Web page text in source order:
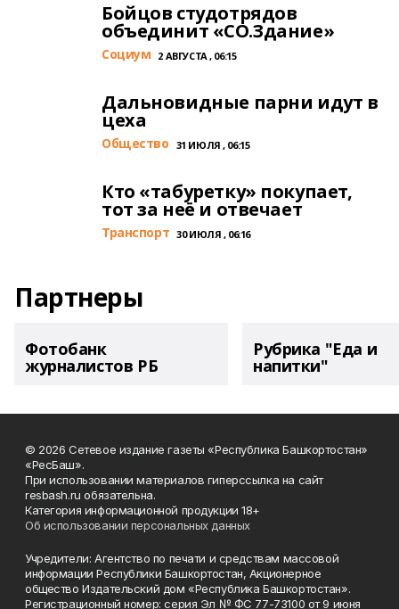
Бойцов студотрядов
объединит «СО.Здание»
Cоциум 2 АВГУСТА , 06:15
Дальновидные парни идут в
цеха
Общество 31 ИЮЛЯ , 06:15
Кто «табуретку» покупает,
тот за неё и отвечает
Транспорт 30 ИЮЛЯ , 06:16
Партнеры
Фотобанк
журналистов РБ
Рубрика "Еда и
напитки"
© 2026 Сетевое издание газеты «Республика Башкортостан»
«РесБаш».
При использовании материалов гиперссылка на сайт
resbash.ru обязательна.
Категория информационной продукции 18+
Об использовании персональных данных
Учредители: Агентство по печати и средствам массовой
информации Республики Башкортостан, Акционерное
общество Издательский дом «Республика Башкортостан».
Регистрационный номер: серия Эл № ФС 77-73100 от 9 июня